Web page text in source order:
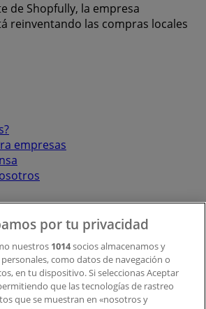
de Shopfully, la empresa
reinventando las compras locales
empresas
y de marketing
en el mapa
por tu privacidad
nuestros 1014socios almacenamos y
como datos de navegación o
en tu dispositivo. Si seleccionas Aceptar
que las tecnologías de rastreo
que se muestran en «nosotros y